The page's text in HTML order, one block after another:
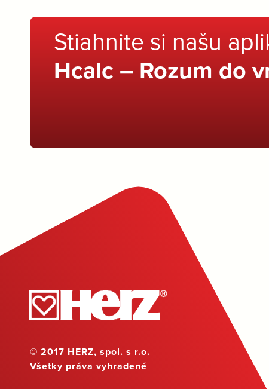
Stiahnite si našu
Hcalc – Rozum do
© 2017 HERZ, spol. s r.o.
Všetky práva vyhradené